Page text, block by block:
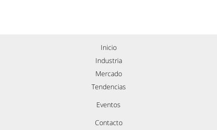
Inicio
Industria
Mercado
Tendencias
Eventos
Contacto